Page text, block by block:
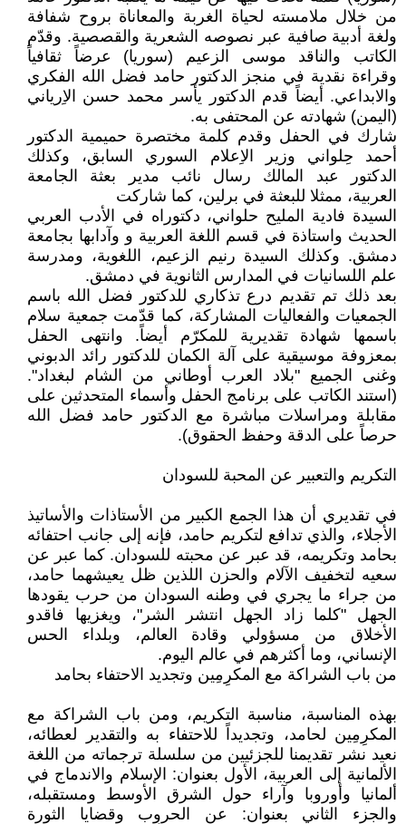
من خلال ملامسته لحياة الغربة والمعاناة بروح شفافة
ولغة أدبية صافية عبر نصوصه الشعرية والقصصية. وقدّم
الكاتب والناقد موسى الزعيم (سوريا) عرضاً ثقافياً
وقراءة نقدية في منجز الدكتور حامد فضل الله الفكري
والابداعي. أيضاً قدم الدكتور يأسر محمد حسن الاِرياني
(اليمن) شهادته عن المحتفى به.
شارك في الحفل وقدم كلمة مختصرة حميمية الدكتور
أحمد حِلواني وزير الاِعلام السوري السابق، وكذلك
الدكتور عبد المالك رسال نائب مدير بعثة الجامعة
العربية، ممثلا للبعثة في برلين، كما شاركت
السيدة فادية المليح حلواني، دكتوراه في الأدب العربي
الحديث واستاذة في قسم اللغة العربية و وآدابها بجامعة
دمشق. وكذلك السيدة رنيم الزعيم، اللغوية، ومدرسة
علم اللسانيات في المدارس الثانوية في دمشق.
بعد ذلك تم تقديم درع تذكاري للدكتور فضل الله باسم
الجمعيات والفعاليات المشاركة، كما قدّمت جمعية سلام
باسمها شهادة تقديرية للمكرّم أيضاً. وانتهى الحفل
بمعزوفة موسيقية على آلة الكمان للدكتور رائد الدبوني
وغنى الجميع "بلاد العرب أوطاني من الشام لبغداد".
(استند الكاتب على برنامج الحفل وأسماء المتحدثين على
مقابلة ومراسلات مباشرة مع الدكتور حامد فضل الله
حرصاً على الدقة وحفظ الحقوق).
التكريم والتعبير عن المحبة للسودان
في تقديري أن هذا الجمع الكبير من الأستاذات والأساتيذ
الأجلاء، والذي تدافع لتكريم حامد، فإنه إلى جانب احتفائه
بحامد وتكريمه، قد عبر عن محبته للسودان. كما عبر عن
سعيه لتخفيف الآلام والحزن اللذين ظل يعيشهما حامد،
من جراء ما يجري في وطنه السودان من حرب يقودها
الجهل "كلما زاد الجهل انتشر الشر"، ويغزيها فاقدو
الأخلاق من مسؤولي وقادة العالم، وبلداء الحس
الإنساني، وما أكثرهم في عالم اليوم.
من باب الشراكة مع المكرِمِين وتجديد الاحتفاء بحامد
بهذه المناسبة، مناسبة التكريم، ومن باب الشراكة مع
المكرِمِين لحامد، وتجديداً للاحتفاء به والتقدير لعطائه،
نعيد نشر تقديمنا للجزئيين من سلسلة ترجماته من اللغة
الألمانية إلى العربية، الأول بعنوان: الإسلام والاندماج في
ألمانيا وأوروبا وآراء حول الشرق الأوسط ومستقبله،
والجزء الثاني بعنوان: عن الحروب وقضايا الثورة